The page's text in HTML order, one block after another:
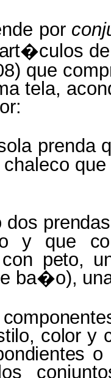
por
art�culos de
que
tela,
prenda
chaleco
dos prendas
y que
peto,
ba�o),
colory
o